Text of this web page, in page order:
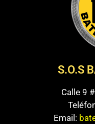
S.O.S
Calle 9
Email: